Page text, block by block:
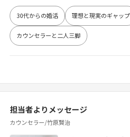
30代からの婚活 理想と現実のギャップ
カウンセラーと二人三脚
担当者よりメッセージ
カウンセラー/竹原賢治